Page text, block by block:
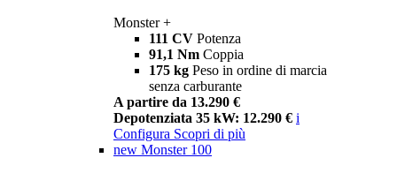
Monster +
111 CV Potenza
91,1 Nm Coppia
175 kg Peso in ordine di marcia
senza carburante
A partire da 13.290 €
Depotenziata 35 kW: 12.290 € i
Configura Scopri di più
new Monster 100